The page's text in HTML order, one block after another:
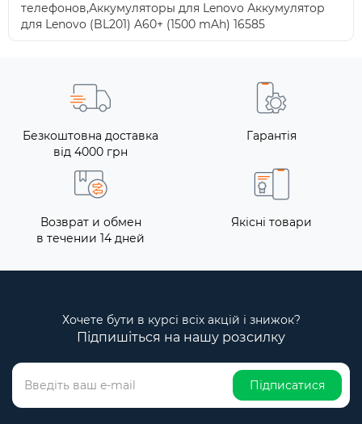
телефонов,Аккумуляторы для Lenovo Аккумулятор
для Lenovo (BL201) A60+ (1500 mAh) 16585
Безкоштовна доставка
від 4000 грн
Гарантія
Возврат и обмен
в течении 14 дней
Якісні товари
Хочете бути в курсі всіх акцій і знижок?
Підпишіться на нашу розсилку
Підписатися